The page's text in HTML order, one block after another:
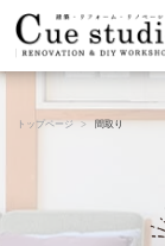
トップページ 間取り